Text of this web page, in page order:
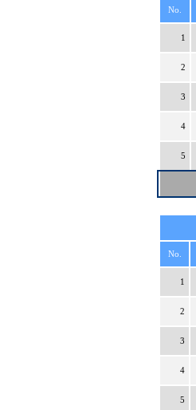
No.
1
2
3
4
5
No.
1
2
3
4
5